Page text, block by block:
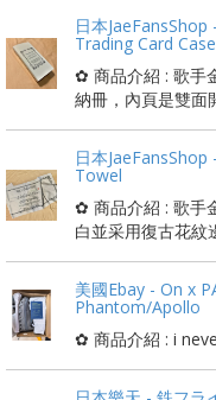
日本
Trading Card Case
✿ 商品介紹 : 歌手
納冊，內頁是雙面
日本
Towel
✿ 商品介紹 : 歌手
白並采用復古花紋
美國Ebay - On x
Phantom/Apollo
✿ 商品介紹 : i